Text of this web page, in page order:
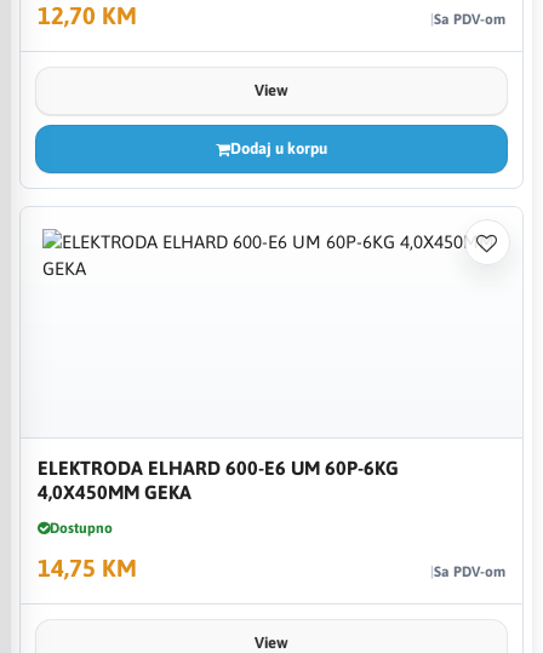
12,70 KM Sa PDV-om
View
Dodaj u korpu
ELEKTRODA ELHARD 600-E6 UM 60P-6KG
4,0X450MM GEKA
Dostupno
14,75 KM Sa PDV-om
View